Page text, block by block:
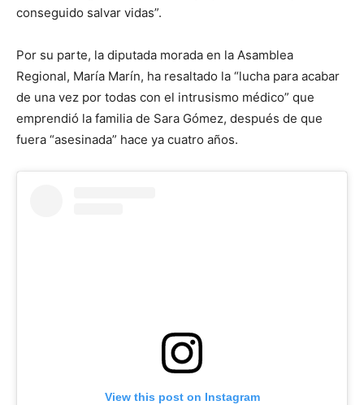
conseguido salvar vidas”.
Por su parte, la diputada morada en la Asamblea
Regional, María Marín, ha resaltado la “lucha para acabar
de una vez por todas con el intrusismo médico” que
emprendió la familia de Sara Gómez, después de que
fuera “asesinada” hace ya cuatro años.
View this post on Instagram